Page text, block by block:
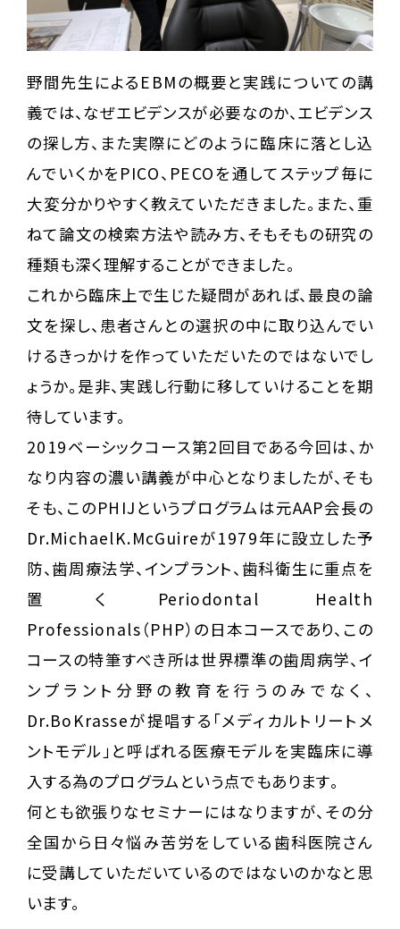
野間先生によるEBMの概要と実践についての講
義では、なぜエビデンスが必要なのか、エビデンス
の探し方、また実際にどのように臨床に落とし込
んでいくかをPICO、PECOを通してステップ毎に
大変分かりやすく教えていただきました。また、重
ねて論文の検索方法や読み方、そもそもの研究の
種類も深く理解することができました。
これから臨床上で生じた疑問があれば、最良の論
文を探し、患者さんとの選択の中に取り込んでい
けるきっかけを作っていただいたのではないでし
ょうか。是非、実践し行動に移していけることを期
待しています。
2019ベーシックコース第2回目である今回は、か
なり内容の濃い講義が中心となりましたが、そも
そも、このPHIJというプログラムは元AAP会長の
Dr.MichaelK.McGuireが1979年に設立した予
防、歯周療法学、インプラント、歯科衛生に重点を
置くPeriodontal Health
Professionals（PHP）の日本コースであり、この
コースの特筆すべき所は世界標準の歯周病学、イ
ンプラント分野の教育を行うのみでなく、
Dr.BoKrasseが提唱する「メディカルトリートメ
ントモデル」と呼ばれる医療モデルを実臨床に導
入する為のプログラムという点でもあります。
何とも欲張りなセミナーにはなりますが、その分
全国から日々悩み苦労をしている歯科医院さん
に受講していただいているのではないのかなと思
います。